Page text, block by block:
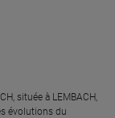
située à LEMBACH,
évolutions du